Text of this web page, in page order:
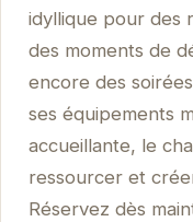
idyllique pour des
des moments de
encore des
ses équipements
accueillante, le
ressourcer et
Réservez dès